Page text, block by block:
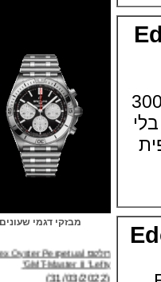
מבזקי דגמי שעונים
GMT-Master II "Lefty"